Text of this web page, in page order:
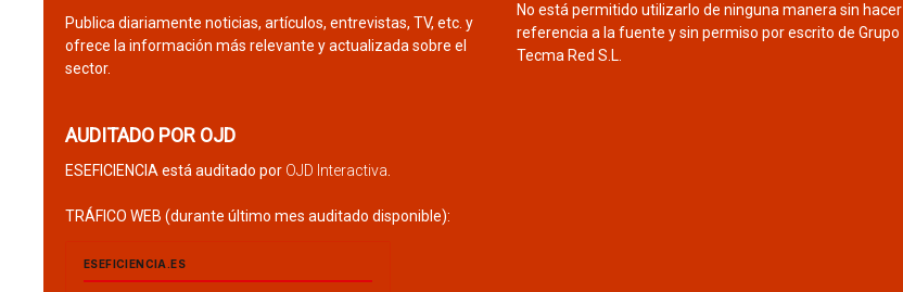
Publica diariamente noticias, artículos, entrevistas, TV, etc. y
ofrece la información más relevante y actualizada sobre el
sector.
AUDITADO POR OJD
ESEFICIENCIA está auditado por OJD Interactiva
TRÁFICO WEB (durante último mes auditado disponible):
No está permitido utilizarlo de ninguna manera sin hacer
referencia a la fuente y sin permiso por escrito de Grupo
Tecma Red S.L.